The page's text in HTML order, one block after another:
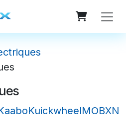
KuickwheelMOBX